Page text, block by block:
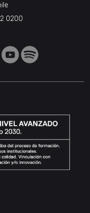
0200